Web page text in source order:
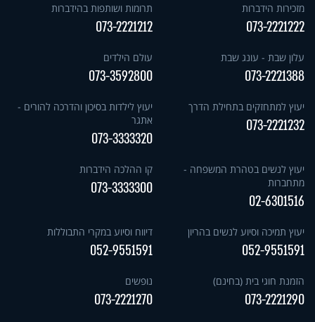
מזכירות הידברות
073-2221222
תרומות ושותפות בהידברות
073-2221212
עלון שבת - עונג שבת
073-2221388
עולם הילדים
073-3592800
יעוץ למתחזקים בתחילת הדרך
073-2221232
יעוץ לילדות בסיכון והדרכה להורים -
אתגר
073-3333320
יעוץ לנשים בטהרת המשפחה -
מתחברות
02-6301516
קו ההלכה הידברות
073-3333300
יעוץ תמיכה וסיוע לנשים בהריון
052-9551591
דיווח וסיוע במקרי התבוללות
052-9551591
הזמנת חוגי בית (בחינם)
073-2221290
נופשים
073-2221270